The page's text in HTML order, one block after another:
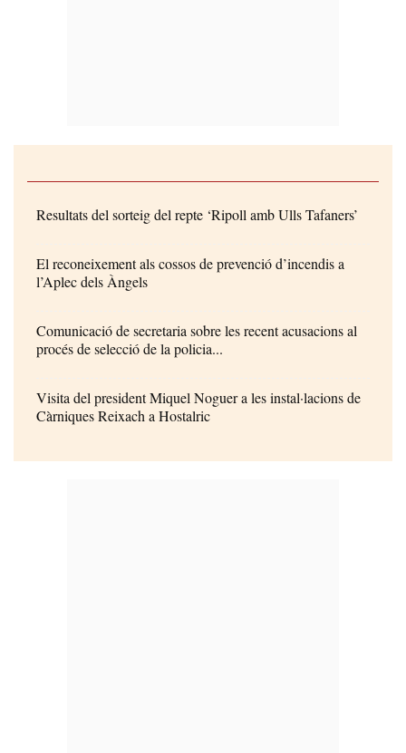
Resultats del sorteig del repte ‘Ripoll amb Ulls Tafaners’
El reconeixement als cossos de prevenció d’incendis a
l’Aplec dels Àngels
Comunicació de secretaria sobre les recent acusacions al
procés de selecció de la policia...
Visita del president Miquel Noguer a les instal·lacions de
Càrniques Reixach a Hostalric